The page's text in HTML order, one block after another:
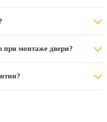
при монтаже двери?